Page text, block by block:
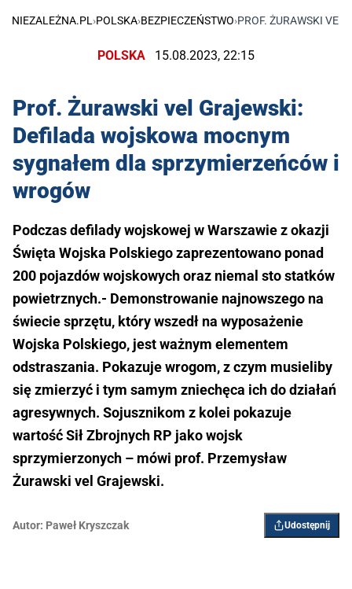
NIEZALEŻNA.PL ›POLSKA›BEZPIECZEŃSTWO›PROF. ŻURAWSKI VEL
POLSKA 15.08.2023, 22:15
Prof. Żurawski vel Grajewski:
Defilada wojskowa mocnym
sygnałem dla sprzymierzeńców i
wrogów
Podczas defilady wojskowej w Warszawie z okazji
Święta Wojska Polskiego zaprezentowano ponad
200 pojazdów wojskowych oraz niemal sto statków
powietrznych.- Demonstrowanie najnowszego na
świecie sprzętu, który wszedł na wyposażenie
Wojska Polskiego, jest ważnym elementem
odstraszania. Pokazuje wrogom, z czym musieliby
się zmierzyć i tym samym zniechęca ich do działań
agresywnych. Sojusznikom z kolei pokazuje
wartość Sił Zbrojnych RP jako wojsk
sprzymierzonych – mówi prof. Przemysław
Żurawski vel Grajewski.
Autor: Paweł Kryszczak Udostępnij